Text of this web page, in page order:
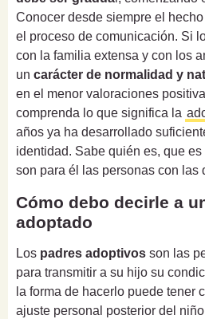
Conocer desde siempre el
el proceso de comunicación. Si
con la familia extensa y con los
un carácter de normalidad y
en el menor valoraciones
comprenda lo que significa la
años ya ha desarrollado
identidad. Sabe quién es, que
son para él las personas con las
Cómo debo decirle a
adoptado
Los padres adoptivos son las
para transmitir a su hijo su
la forma de hacerlo puede tener
ajuste personal posterior del